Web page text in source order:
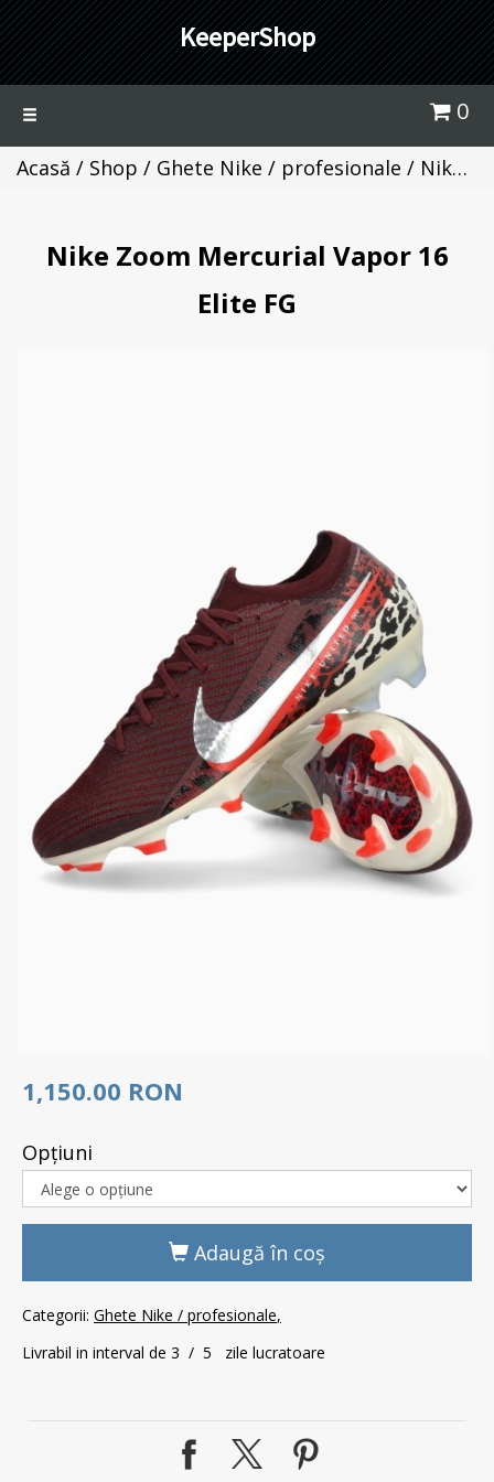
KeeperShop
Toggle
0
Acasă / Shop / Ghete Nike / profesionale / Nike Zoom Mercurial Vapor 16 Elite FG
Nike Zoom Mercurial Vapor 16
Elite FG
1,150.00 RON
Opţiuni
Adaugă în coş
Categorii: Ghete Nike / profesionale
Livrabil in interval de 3 / 5 zile lucratoare